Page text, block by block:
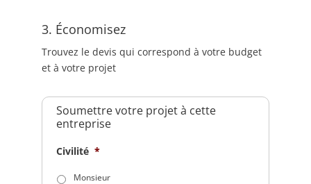
3. Économisez
Trouvez le devis qui correspond à votre budget
et à votre projet
Soumettre votre projet à cette
entreprise
Civilité *
Monsieur